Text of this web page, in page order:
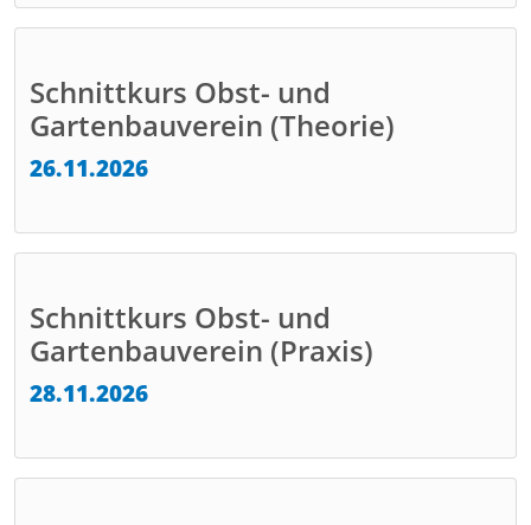
Schnittkurs Obst- und
Gartenbauverein (Theorie)
26.11.2026
Schnittkurs Obst- und
Gartenbauverein (Praxis)
28.11.2026